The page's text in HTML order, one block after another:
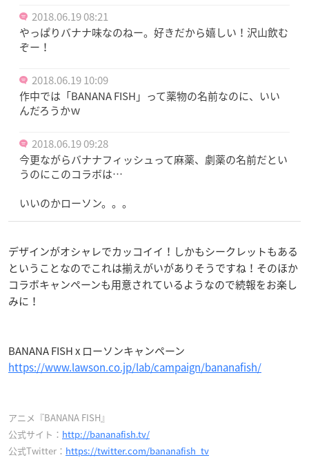
2018.06.19 08:21
やっぱりバナナ味なのねー。好きだから嬉しい！沢山飲む
ぞー！
2018.06.19 10:09
作中では「BANANA FISH」って薬物の名前なのに、いい
んだろうかｗ
2018.06.19 09:28
今更ながらバナナフィッシュって麻薬、劇薬の名前だとい
うのにこのコラボは…
いいのかローソン。。。
デザインがオシャレでカッコイイ！しかもシークレットもある
ということなのでこれは揃えがいがありそうですね！そのほか
コラボキャンペーンも用意されているようなので続報をお楽し
みに！
BANANA FISH x ローソンキャンペーン
https://www.lawson.co.jp/lab/campaign/bananafish/
アニメ『BANANA FISH』
公式サイト： http://bananafish.tv/
公式Twitter： https://twitter.com/bananafish_tv